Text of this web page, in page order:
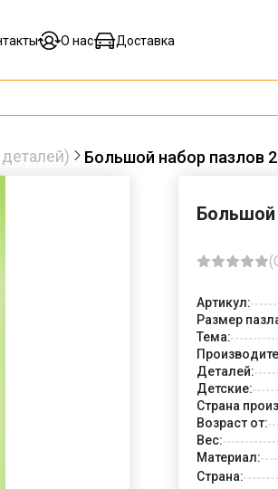
О нас Доставка
Большой набор пазлов
Большой
Артикул:
Размер
Тема:
Деталей:
Детские:
Страна
Возраст от:
Вес:
Материал:
Страна: